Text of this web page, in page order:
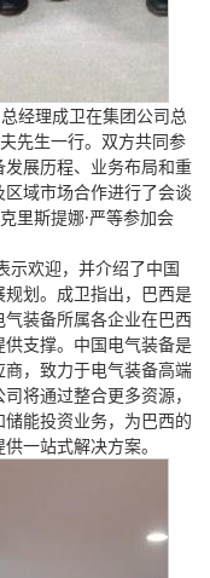
经理成卫在集团公司总
先生一行。双方共同参
展历程、业务布局和重
域市场合作进行了会谈
里斯提娜·严等参加会
示欢迎，并介绍了中国
划。成卫指出，巴西是
装备所属各企业在巴西
支撑。中国电气装备是
，致力于电气装备高端
将通过整合更多资源，
能投资业务，为巴西的
一站式解决方案。